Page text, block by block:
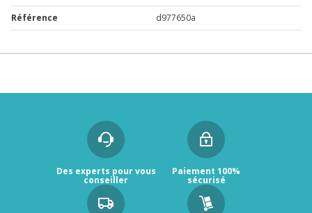
Référence d977650a
Des experts pour vous
conseiller
Paiement 100%
sécurisé